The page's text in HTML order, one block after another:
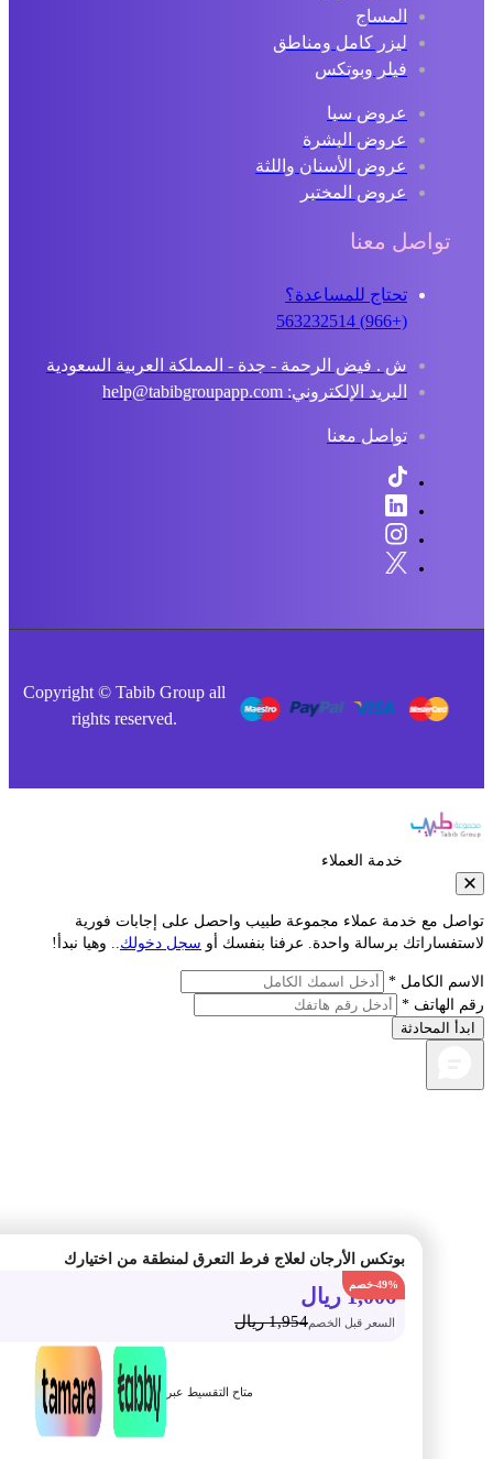
بوتكس الأرجان لعلاج فرط التعرق لمنطقة من اختيارك
-49%
1,006 ريال
السعر قبل الخصم1,954 ريال
متاح التقسيط عبر
المساج
ليزر كامل ومناطق
فيلر وبوتكس
عروض سبا
عروض البشرة
عروض الأسنان واللثة
عروض المختبر
تواصل معنا
تحتاج للمساعدة؟
ش . فيض الرحمة - جدة - المملكة العربية السعودية
البريد الإلكتروني: help@tabibgroupapp.com
تواصل معنا
Copyright © Tabib Group all
rights reserved.
خدمة العملاء
مع خدمة عملاء مجموعة طبيب واحصل على إجابات فورية
برسالة واحدة. عرفنا بنفسك أوسجل دخولك.. وهيا نبدأ!
الكامل *
الهاتف *
المحادثة